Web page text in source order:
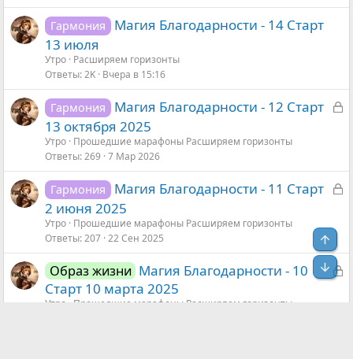
ы
Гармония
Магия Благодарности - 14 Старт
13 июля
Утро Расширяем горизонты
Ответы 2K Вчера в 15:16
З
ы
т
Гармония
Магия Благодарности - 12 Старт
13 октября 2025
Утро Прошедшие марафоны Расширяем горизонты
Ответы 269 7 Мар 2026
З
ы
т
Гармония
Магия Благодарности - 11 Старт
2 июня 2025
Утро Прошедшие марафоны Расширяем горизонты
Ответы 207 22 Сен 2025
З
Образ жизни Магия Благодарности - 10
Старт 10 марта 2025
Утро
Прошедшие марафоны Расширяем горизонты